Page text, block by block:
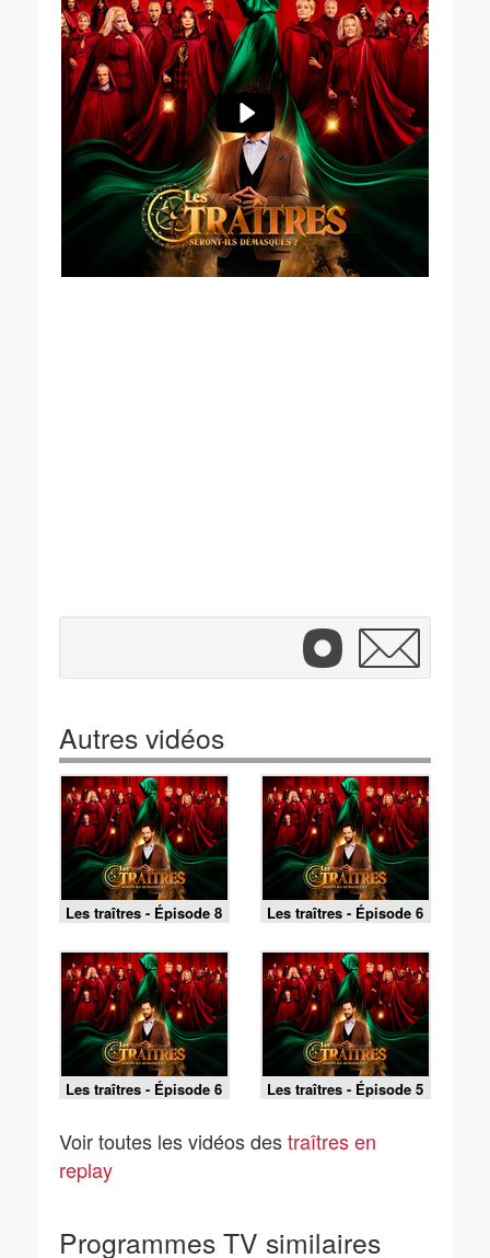
Autres vidéos
Les traîtres - Épisode 8
- La finale
Les traîtres - Épisode 6
- Partie 2
Les traîtres - Épisode 6
- Partie 1
Les traîtres - Épisode 5
- Partie 2
Voir toutes les vidéos destraîtres en
replay
Programmes TV similaires